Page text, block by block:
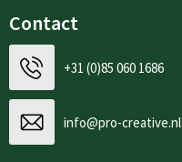
Contact
+31 (0)85 060 1686
info@pro-creative.nl